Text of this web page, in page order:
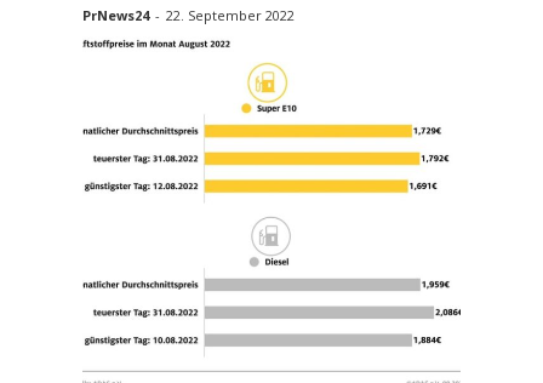
PrNews24 - 22. September 2022